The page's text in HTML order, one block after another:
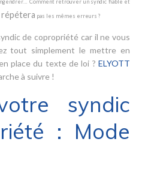
Comment retrouver un syndic fiable et
répétera pas les mêmes erreurs ?
de copropriété car il ne vous
tout simplement le mettre en
place du texte de loi ? ELYOTT
à suivre !
syndic
: Mode